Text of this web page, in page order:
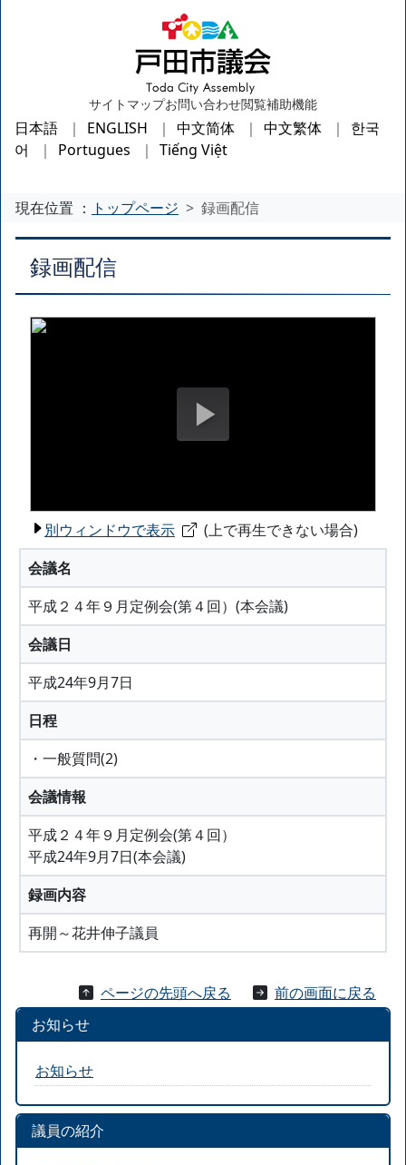
サイトマップお問い合わせ閲覧補助機能
日本語 ENGLISH 中文简体 中文繁体
한국
어
Portugues Tiếng Việt
現在位置 ： トップページ 録画配信
録画配信
別ウィンドウで表示
(上で再生できない場合)
会議名
平成２４年９月定例会(第４回）(本会議)
会議日
平成24年9月7日
日程
・一般質問(2)
会議情報
平成２４年９月定例会(第４回）
平成24年9月7日(本会議)
録画内容
再開～花井伸子議員
ページの先頭へ戻る
前の画面に戻る
お知らせ
お知らせ
議員の紹介